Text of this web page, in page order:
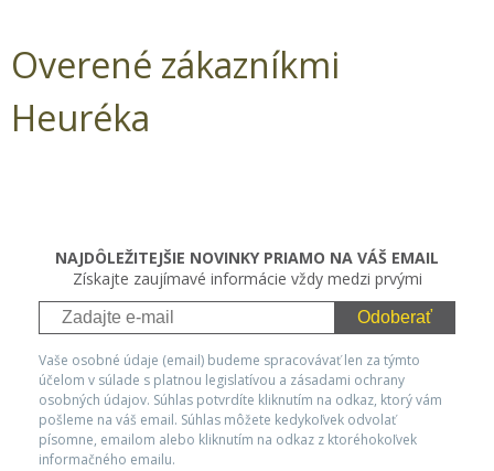
Overené zákazníkmi
Heuréka
NAJDÔLEŽITEJŠIE NOVINKY PRIAMO NA VÁŠ EMAIL
Získajte zaujímavé informácie vždy medzi prvými
Odoberať
Vaše osobné údaje (email) budeme spracovávať len za týmto
účelom v súlade s platnou legislatívou a zásadami ochrany
osobných údajov. Súhlas potvrdíte kliknutím na odkaz, ktorý vám
pošleme na váš email. Súhlas môžete kedykoľvek odvolať
písomne, emailom alebo kliknutím na odkaz z ktoréhokoľvek
informačného emailu.